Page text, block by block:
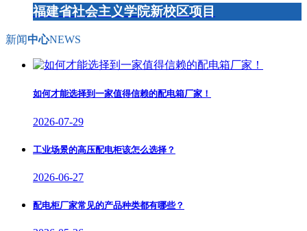
福建省社会主义学院新校区项目
新闻中心NEWS
如何才能选择到一家值得信赖的配电箱厂家！
2026-07-29
工业场景的高压配电柜该怎么选择？
2026-06-27
配电柜厂家常见的产品种类都有哪些？